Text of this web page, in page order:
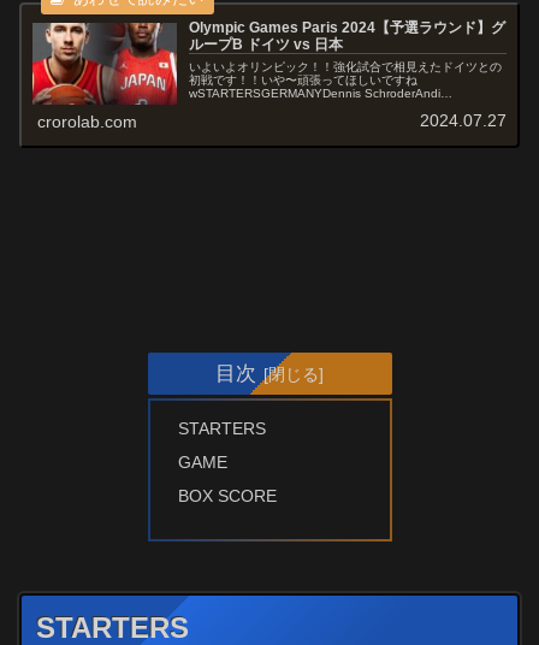
Olympic Games Paris 2024【予選ラウンド】グ
ループB ドイツ vs 日本
いよいよオリンピック！！強化試合で相見えたドイツとの
初戦です！！いや〜頑張ってほしいですね
wSTARTERSGERMANYDennis SchroderAndi
crorolab.com 2024.07.27
目次
STARTERS
GAME
BOX SCORE
STARTERS